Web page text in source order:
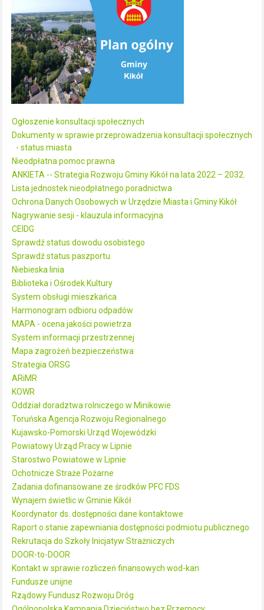
Ogłoszenie konsultacji społecznych
Dokumenty w sprawie przeprowadzenia konsultacji społecznych
- status miasta
Nieodpłatna pomoc prawna
ANKIETA -- Strategia Rozwoju Gminy Kikół na lata 2022 – 2032.
Lista jednostek nieodpłatnego poradnictwa
Ochrona Danych Osobowych w Urzędzie Miasta i Gminy Kikół
Nagrywanie sesji - klauzula informacyjna
CEIDG
Sprawdź status dowodu osobistego
Sprawdź status paszportu
Niebieska linia
Biblioteka i Ośrodek Kultury
System obsługi mieszkańca
Harmonogram odbioru odpadów
MAPA - ocena jakości powietrza
System informacji przestrzennej
Mapa zagrożeń bezpieczeństwa
Strategia ORSG
ARiMR
KOWR
Oddział doradztwa rolniczego w Minikowie
Toruńska Agencja Rozwoju Regionalnego
Kujawsko-Pomorski Urząd Wojewódzki
Powiatowy Urząd Pracy w Lipnie
Starostwo Powiatowe w Lipnie
Ochotnicze Straże Pożarne
Zadania dofinansowane ze środków PFC FDS
Wynajem świetlic w Gminie Kikół
Koordynator ds. dostępności dane kontaktowe
Raport o stanie zapewniania dostępności podmiotu publicznego
Rekrutacja do Szkoły Inicjatyw Strażniczych
DOOR-to-DOOR
Kontakt w sprawie rozliczeń finansowych wod-kan
Fundusze unijne
Rządowy Fundusz Rozwoju Dróg